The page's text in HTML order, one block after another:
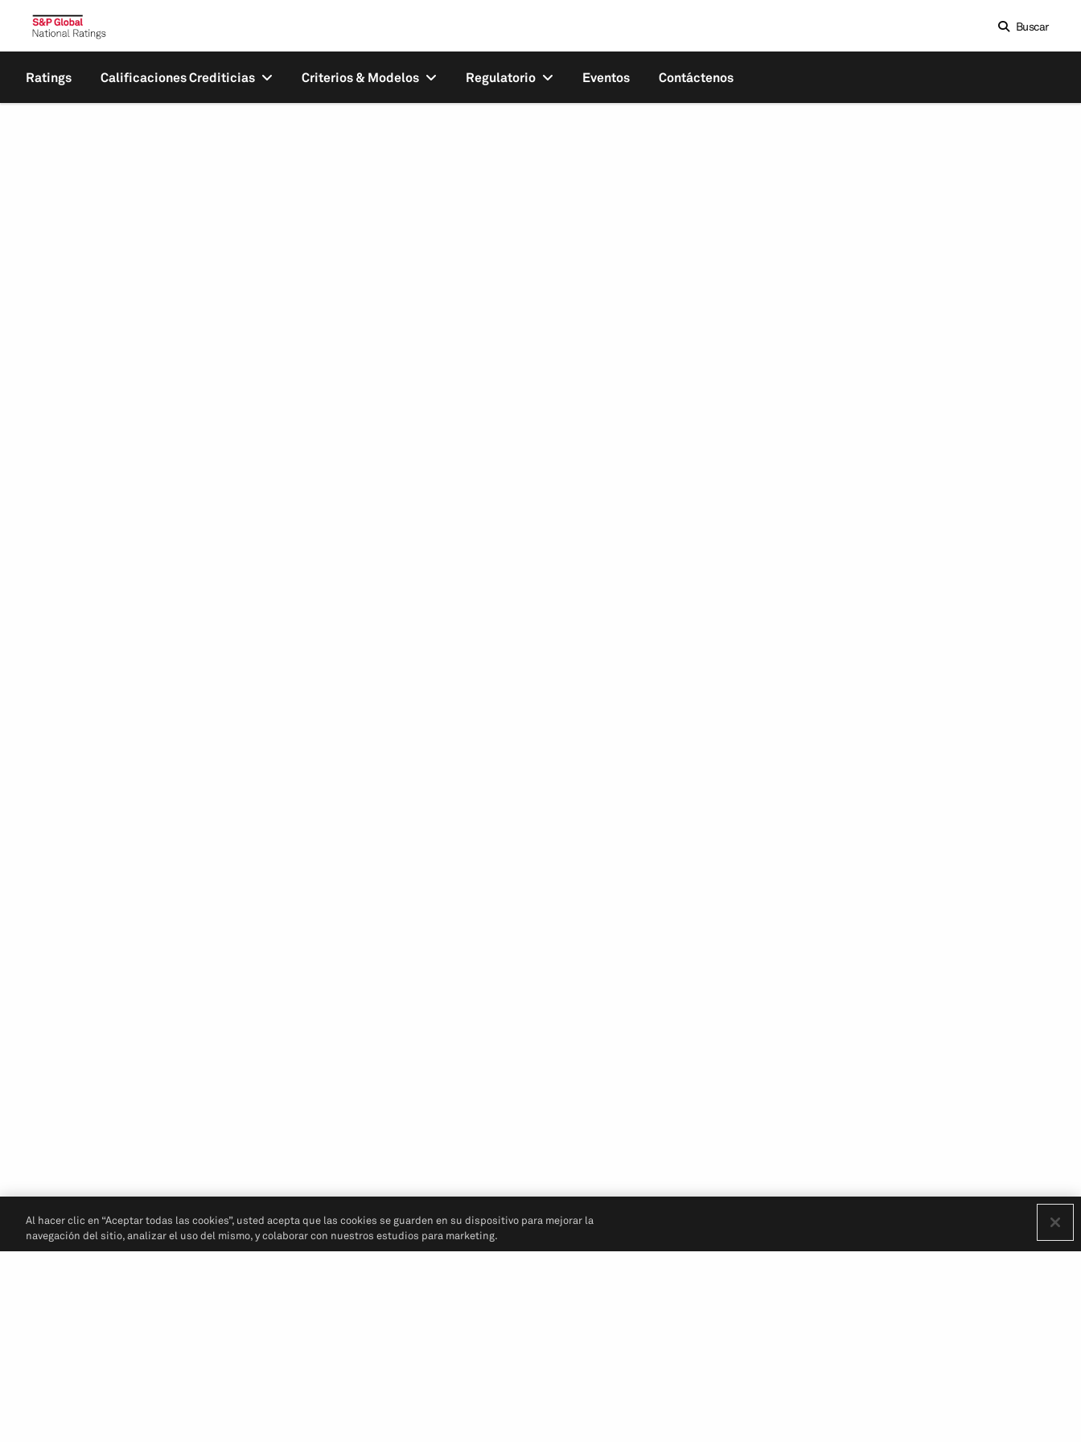
Buscar
Ratings Calificaciones Crediticias Criterios & Modelos Regulatorio Eventos Contáctenos
Al hacer clic en “Aceptar todas las cookies”, usted acepta que las cookies se guarden en su dispositivo para mejorar la
navegación del sitio, analizar el uso del mismo, y colaborar con nuestros estudios para marketing.